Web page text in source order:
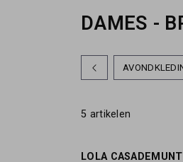
DAMES -
5 artikelen
LOLA CASADEMUNT